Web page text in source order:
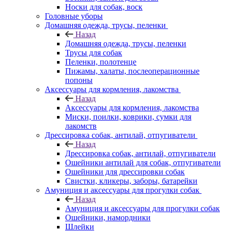
Носки для собак, воск
Головные уборы
Домашняя одежда, трусы, пеленки
Назад
Домашняя одежда, трусы, пеленки
Трусы для собак
Пеленки, полотенце
Пижамы, халаты, послеоперационные
попоны
Аксессуары для кормления, лакомства
Назад
Аксессуары для кормления, лакомства
Миски, поилки, коврики, сумки для
лакомств
Дрессировка собак, антилай, отпугиватели
Назад
Дрессировка собак, антилай, отпугиватели
Ошейники антилай для собак, отпугиватели
Ошейники для дрессировки собак
Свистки, кликеры, заборы, батарейки
Амуниция и аксессуары для прогулки собак
Назад
Амуниция и аксессуары для прогулки собак
Ошейники, намордники
Шлейки